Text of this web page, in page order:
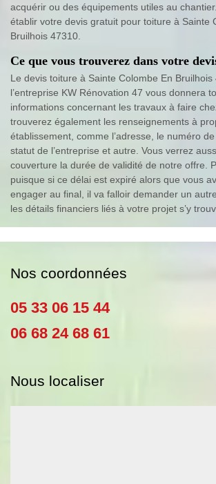
acquérir ou des équipements utiles au
établir votre devis gratuit pour toiture à Sainte
Bruilhois 47310.
Ce que vous trouverez dans votre
Le devis toiture à Sainte Colombe En
l’entreprise KW Rénovation 47 vous donnera
informations concernant les travaux à faire
trouverez également les renseignements à
établissement, comme l’adresse, le numéro
statut de l’entreprise et autre. Vous verrez
couverture la durée de validité de notre offre.
puisque si ce délai est expiré alors que vous
engager au final, il va falloir demander un
les détails financiers liés à votre projet s’y
Nos coordonnées
05 33 06 15 44
06 68 24 68 61
Nous localiser